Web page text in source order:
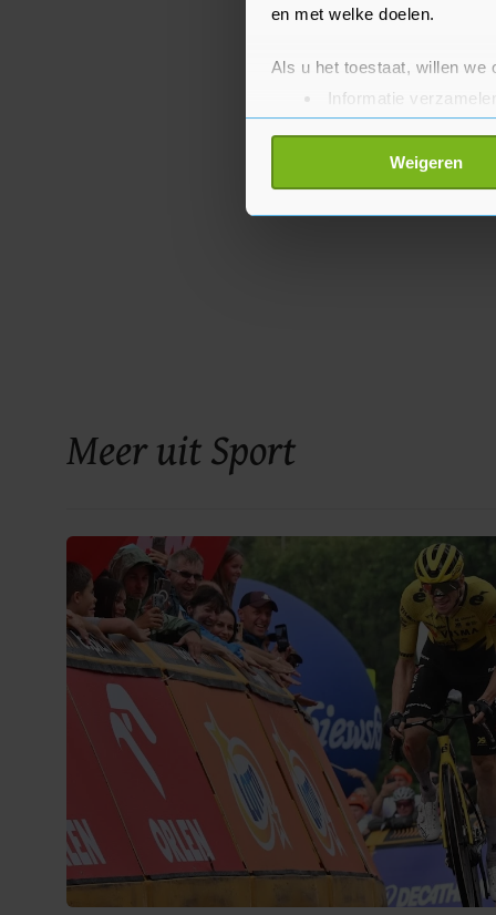
en met welke doelen.
Als u het toestaat, willen we
Informatie
Uw apparaat
Lees meer over hoe uw
toestemming op elk moment
Weigeren
Meer uit Sport